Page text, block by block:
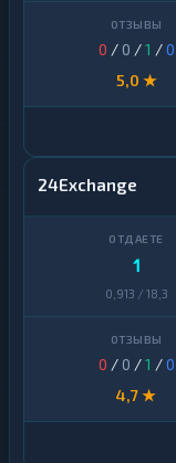
0 / 0 /1 /0
5,0 ★
24Exchange
1
0,913 / 18,3
0 / 0 /1 /0
4,7 ★